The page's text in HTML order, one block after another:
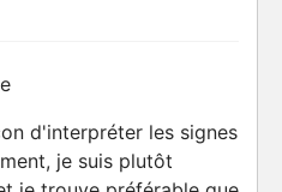
d'interpréter les signes
je suis plutôt